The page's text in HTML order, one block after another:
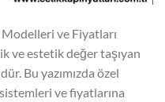
ve Fiyatları
ve estetik değer taşıyan
Bu yazımızda özel
ve fiyatlarına